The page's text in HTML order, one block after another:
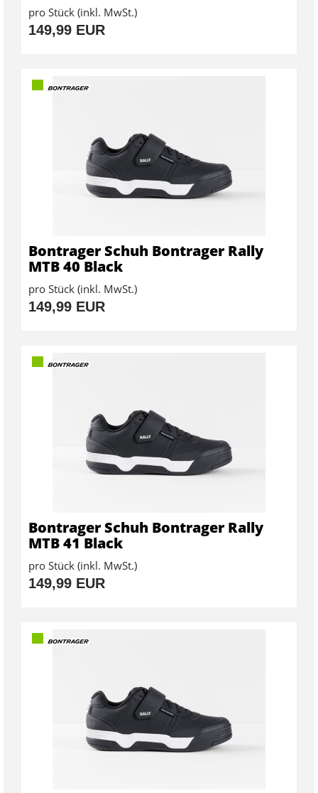
pro Stück (inkl. MwSt.)
149,99 EUR
Bontrager Schuh Bontrager Rally
MTB 40 Black
pro Stück (inkl. MwSt.)
149,99 EUR
Bontrager Schuh Bontrager Rally
MTB 41 Black
pro Stück (inkl. MwSt.)
149,99 EUR